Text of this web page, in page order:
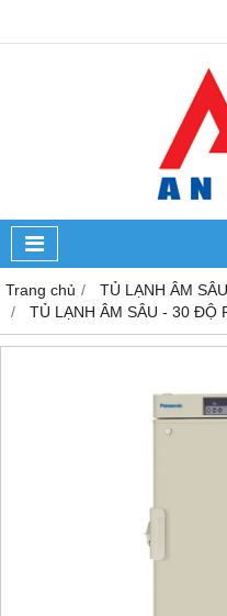
Trang chủ
TỦ LẠNH ÂM
TỦ LẠNH ÂM SÂU - 30 ĐỘ